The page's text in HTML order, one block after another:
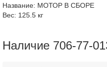
Название: МОТОР В СБОРЕ
Вес: 125.5 кг
Наличие 706-77-